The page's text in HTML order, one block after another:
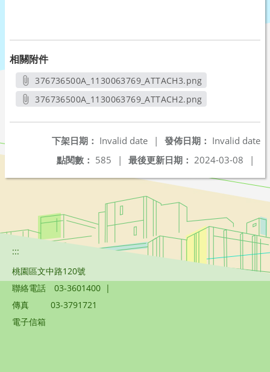
相關附件
376736500A_1130063769_ATTACH3.png
另開新視窗
376736500A_1130063769_ATTACH2.png
發佈日期： Invalid date
下架日期： Invalid date
|
最後更新日期： 2024-03-08 |
點閱數： 585 |
:::
桃園區文中路120號
聯絡電話
03-3601400 |
傳真
03-3791721
電子信箱